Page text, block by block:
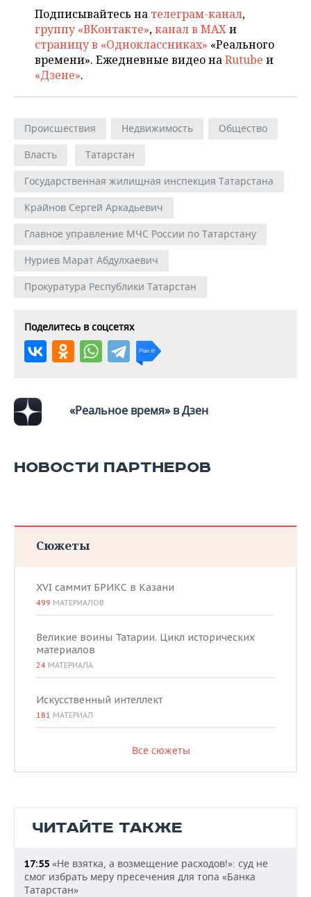
Подписывайтесь на телеграм-канал,
группу «ВКонтакте»,канал в MAXи
страницу в «Одноклассниках» «Реального
времени». Ежедневные видео наRutube и
«Дзене».
Происшествия Недвижимость
Общество
Власть
Татарстан
Государственная жилищная инспекция Татарстана
Крайнов Сергей Аркадьевич
Главное управление МЧС России по Татарстану
Нуриев Марат Абдулхаевич
Прокуратура Республики Татарстан
Поделитесь в соцсетях
«Реальное время» в Дзен
НОВОСТИ ПАРТНЕРОВ
Сюжеты
XVI саммит БРИКС в Казани
499 МАТЕРИАЛОВ
Великие воины Татарии. Цикл исторических
материалов
24 МАТЕРИАЛА
Искусственный интеллект
181 МАТЕРИАЛ
Все сюжеты
ЧИТАЙТЕ ТАКЖЕ
17:55 «Не взятка, а возмещение расходов!»: суд не
смог избрать меру пресечения для топа «Банка
Татарстан»